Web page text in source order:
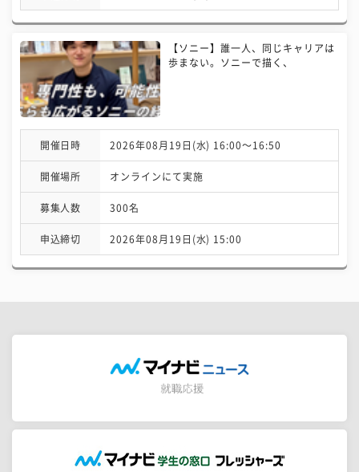
【ソニー】誰一人、同じキャリアは
歩まない。ソニーで描く、
開催日時 2026年08月19日(水) 16:00〜16:50
開催場所 オンラインにて実施
募集人数 300名
申込締切 2026年08月19日(水) 15:00